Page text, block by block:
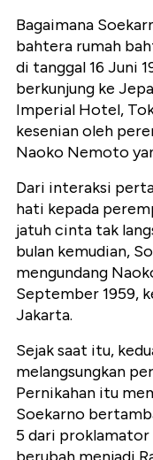
Bagaimana
bahtera rumah
di tanggal 16 Juni
berkunjung ke
Imperial Hotel,
kesenian oleh
Naoko Nemoto
Dari interaksi
hati kepada
jatuh cinta tak
bulan kemudian,
mengundang
September 1959,
Jakarta.
Sejak saat itu,
melangsungkan
Pernikahan itu
Soekarno
5 dari proklamator